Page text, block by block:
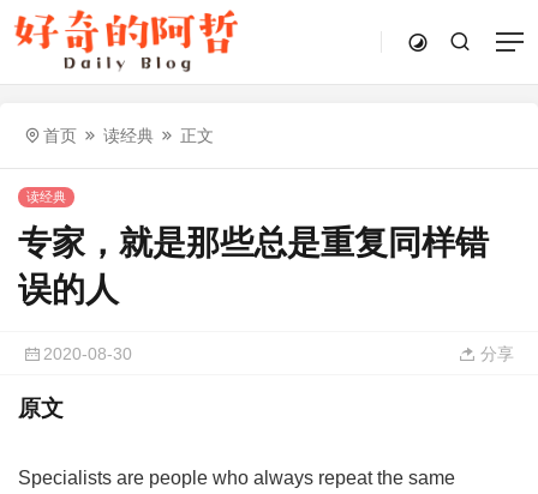
首页 读经典 正文
读经典
专家，就是那些总是重复同样错
误的人
2020-08-30 分享
原文
Specialists are people who always repeat the same